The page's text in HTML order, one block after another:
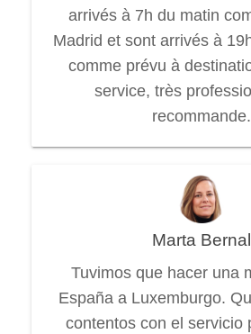
arrivés à 7h du matin
Madrid et sont arrivés à
comme prévu à
service, très
recommande.
Marta Bernal
Tuvimos que hacer una
España a Luxemburgo.
contentos con el servicio